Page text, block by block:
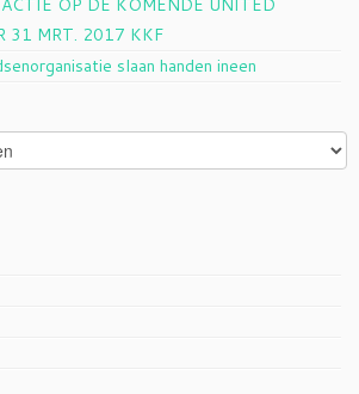
31 MRT. 2017 KKF
slaan handen ineen